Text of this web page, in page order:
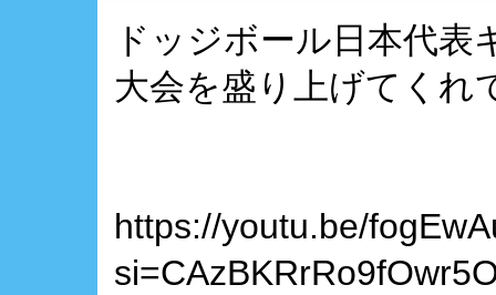
ドッジボール日本代
大会を盛り上げてくれ
https://youtu.be/